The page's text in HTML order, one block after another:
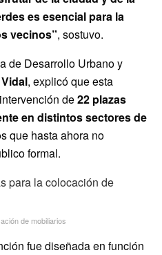
es esencial para la
vecinos”, sostuvo.
de Desarrollo Urbano y
, explicó que esta
de22 plazas
en distintos sectores de
que hasta ahora no
formal.
de mobiliarios
fue diseñada en función